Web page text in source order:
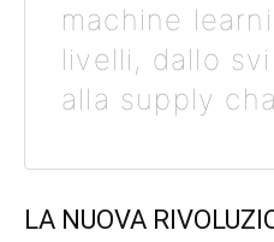
machine
livelli, dallo
alla supply
LA NUOVA